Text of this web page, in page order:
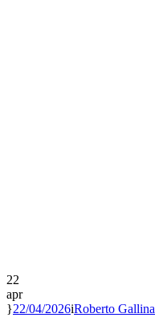
22
apr
22/04/2026 Roberto Gallina